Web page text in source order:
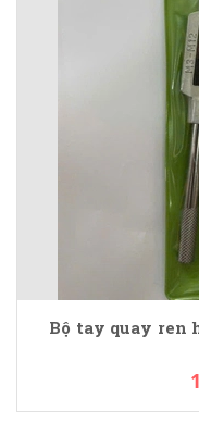
Bộ tay quay ren